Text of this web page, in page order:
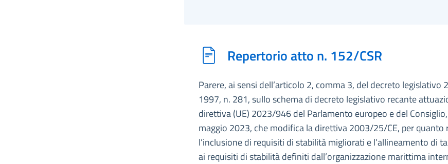
Repertorio atto n. 152/CSR
Parere, ai sensi dell’articolo 2, comma 3, del decreto legislativo
1997, n. 281, sullo schema di decreto legislativo recante
direttiva (UE) 2023/946 del Parlamento europeo e del
maggio 2023, che modifica la direttiva 2003/25/CE, per quanto
l’inclusione di requisiti di stabilità migliorati e l’allineamento di
ai requisiti di stabilità definiti dall’organizzazione marittima